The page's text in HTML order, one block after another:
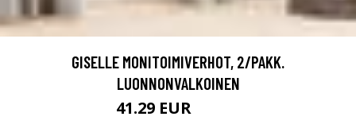
GISELLE MONITOIMIVERHOT, 2/PAKK.
LUONNONVALKOINEN
41.29 EUR